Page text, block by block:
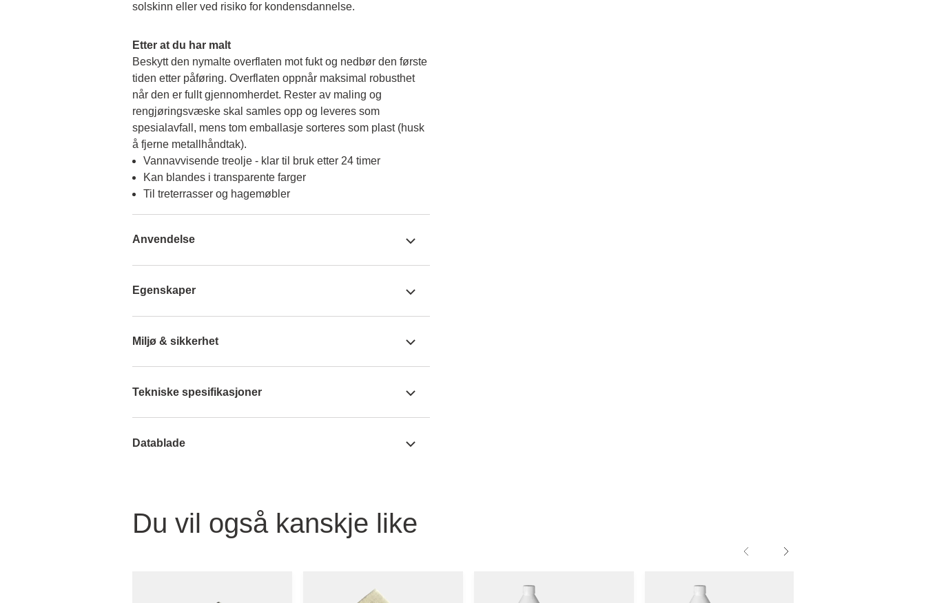
solskinn eller ved risiko for kondensdannelse.
Etter at du har malt
Beskytt den nymalte overflaten mot fukt og nedbør den første
tiden etter påføring. Overflaten oppnår maksimal robusthet
når den er fullt gjennomherdet. Rester av maling og
rengjøringsvæske skal samles opp og leveres som
spesialavfall, mens tom emballasje sorteres som plast (husk
å fjerne metallhåndtak).
Vannavvisende treolje - klar til bruk etter 24 timer
Kan blandes i transparente farger
Til treterrasser og hagemøbler
Anvendelse
Egenskaper
Miljø & sikkerhet
Tekniske spesifikasjoner
Datablade
Du vil også kanskje like